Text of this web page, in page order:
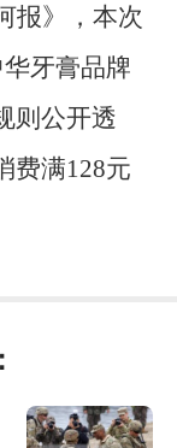
报》，本次
牙膏品牌
则公开透
费满128元